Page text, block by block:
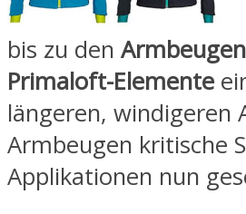
bis zu den Armbeugen
Primaloft-Elemente
längeren, windigeren
Armbeugen kritische
Applikationen nun